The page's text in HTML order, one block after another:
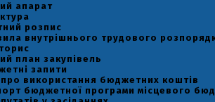
апарат
розпис
внутрішнього трудового
план закупівель
запити
про використання бюджетних коштів
бюджетної програми місцевого